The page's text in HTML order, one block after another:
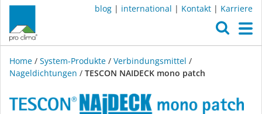
blog | international | Kontakt | Karriere
Home / System-Produkte / Verbindungsmittel /
Nageldichtungen / TESCON NAIDECK mono patch